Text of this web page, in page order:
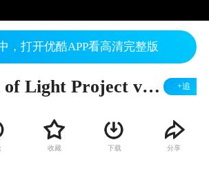
，打开优酷APP看高清完整版
Philips Gift of Light Project video +追
收藏 下载 分享